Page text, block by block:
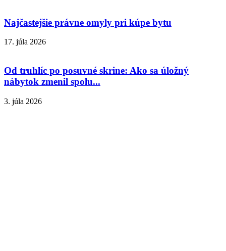
Najčastejšie právne omyly pri kúpe bytu
17. júla 2026
Od truhlíc po posuvné skrine: Ako sa úložný
nábytok zmenil spolu...
3. júla 2026